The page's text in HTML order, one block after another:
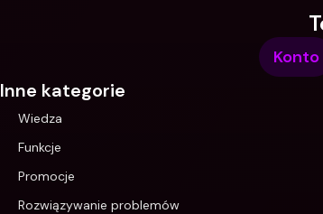
Konto
Inne kategorie
Wiedza
Funkcje
Promocje
Rozwiązywanie problemów